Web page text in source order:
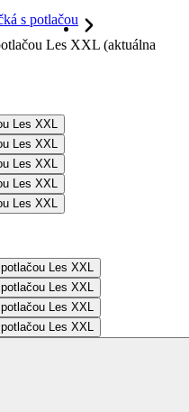
s potlačou
Les XXL (aktuálna